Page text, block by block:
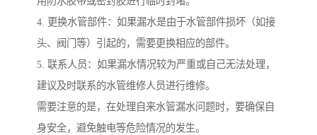
4. 更换水管部件：如果漏水是由于水管部件损坏（如接
头、阀门等）引起的，需要更换相应的部件。
5. 联系人员：如果漏水情况较为严重或自己无法处理，
建议及时联系的水管维修人员进行维修。
需要注意的是，在处理自来水管漏水问题时，要确保自
身安全，避免触电等危险情况的发生。